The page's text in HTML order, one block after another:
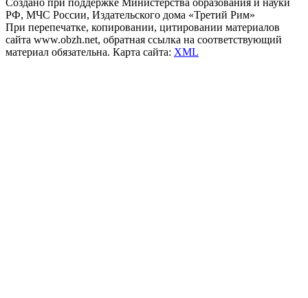
РФ, МЧС России, Издательского дома «Третий Рим»
При перепечатке, копировании, цитировании материалов
сайта www.obzh.net, обратная ссылка на соответствующий
материал обязательна. Карта сайта: XML